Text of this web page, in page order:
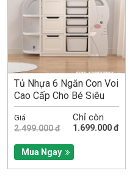
Tủ Nhựa 6 Ngăn Con Voi
Cao Cấp Cho Bé Siêu
Xinh Xắn
Giá
2.499.000 đ
Chỉ còn
1.699.000 đ
Mua Ngay